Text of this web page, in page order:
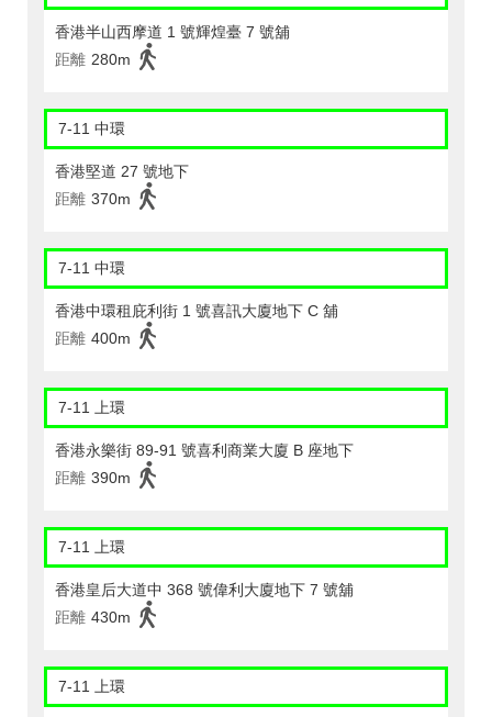
香港半山西摩道 1 號輝煌臺 7 號舖
距離 280m
7-11 中環
香港堅道 27 號地下
距離 370m
7-11 中環
香港中環租庇利街 1 號喜訊大廈地下 C 舖
距離 400m
7-11 上環
香港永樂街 89-91 號喜利商業大廈 B 座地下
距離 390m
7-11 上環
香港皇后大道中 368 號偉利大廈地下 7 號舖
距離 430m
7-11 上環